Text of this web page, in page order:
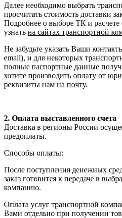
Далее необходимо выбрать
просчитать стоимость доставки
Подробнее о выборе ТК и
узнать на сайтах транспортной
Не забудьте указать Ваши
email), и для некоторых
полные паспортные данные
хотите производить оплату от
реквизиты нам на почту.
2. Оплата выставленного счета
Доставка в регионы России
предоплаты.
Способы оплаты:
После поступления денежных
заказ готовится к передаче в
компанию.
Оплата услуг транспортной
Вами отдельно при получении